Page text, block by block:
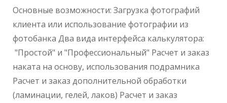
Основные возможности: Загрузка фотографий
клиента или использование фотографии из
фотобанка Два вида интерфейса калькулятора:
"Простой" и "Профессиональный" Расчет и заказ
наката на основу, использования подрамника
Расчет и заказ дополнительной обработки
(ламинации, гелей, лаков) Расчет и заказ